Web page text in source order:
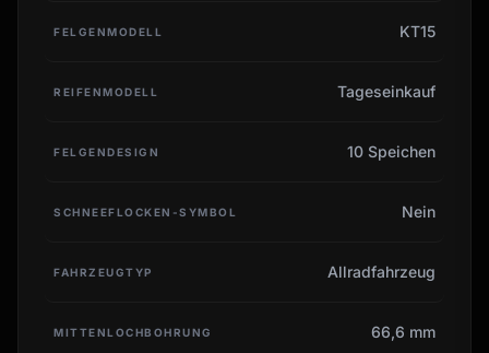
FELGENMODELL KT15
REIFENMODELL Tageseinkauf
FELGENDESIGN 10 Speichen
SCHNEEFLOCKEN-SYMBOL Nein
FAHRZEUGTYP Allradfahrzeug
MITTENLOCHBOHRUNG 66,6 mm